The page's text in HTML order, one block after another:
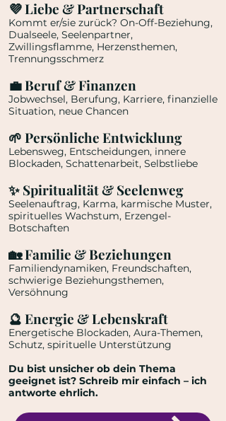
💜 Liebe & Partnerschaft
Kommt er/sie zurück? On-Off-Beziehung,
Dualseele, Seelenpartner,
Zwillingsflamme, Herzensthemen,
Trennungsschmerz
💼 Beruf & Finanzen
Jobwechsel, Berufung, Karriere, finanzielle
Situation, neue Chancen
🌱 Persönliche Entwicklung
Lebensweg, Entscheidungen, innere
Blockaden, Schattenarbeit, Selbstliebe
✨ Spiritualität & Seelenweg
Seelenauftrag, Karma, karmische Muster,
spirituelles Wachstum, Erzengel-
Botschaften
🏡 Familie & Beziehungen
Familiendynamiken, Freundschaften,
schwierige Beziehungsthemen,
Versöhnung
🔮 Energie & Lebenskraft
Energetische Blockaden, Aura-Themen,
Schutz, spirituelle Unterstützung
Du bist unsicher ob dein Thema
geeignet ist? Schreib mir einfach – ich
antworte ehrlich.​​​​